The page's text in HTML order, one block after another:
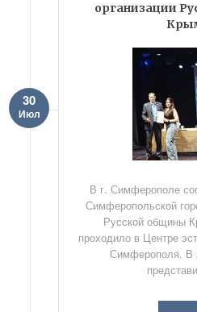
организации
30
Июл
В г. Симферополе
Симферопольской
Русской общины
проходило в Центре
Симферополя. В